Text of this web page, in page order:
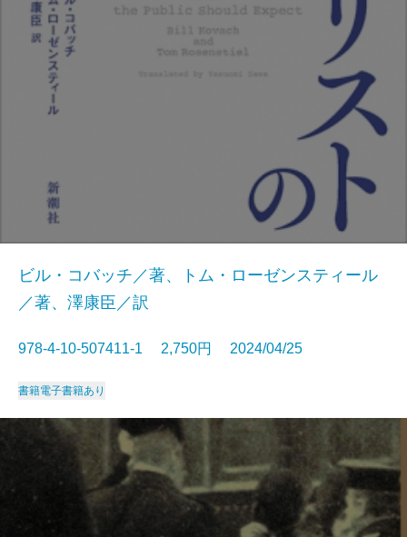
ビル・コバッチ／著、トム・ローゼンスティール
／著、澤康臣／訳
978-4-10-507411-1 2,750円 2024/04/25
書籍電子書籍あり